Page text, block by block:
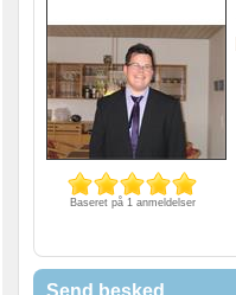
Baseret på 1 anmeldelser
Send besked